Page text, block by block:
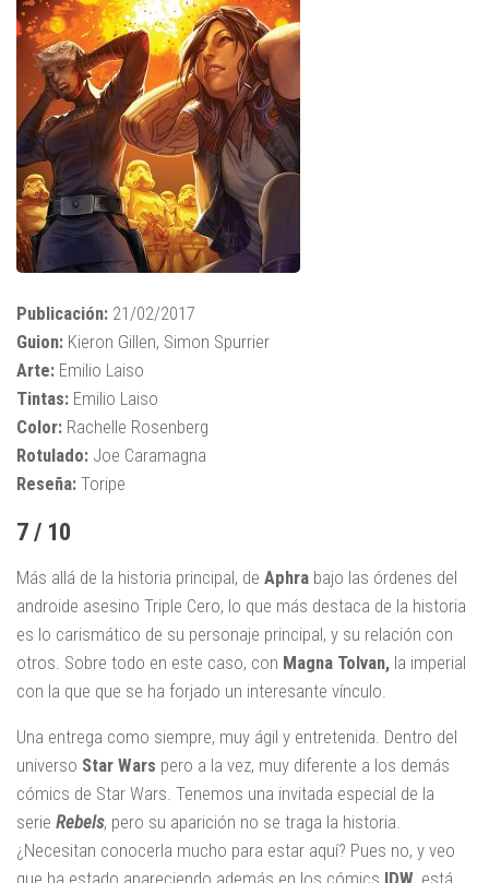
Publicación: 21/02/2017
Guion: Kieron Gillen, Simon Spurrier
Arte: Emilio Laiso
Tintas: Emilio Laiso
Color: Rachelle Rosenberg
Rotulado: Joe Caramagna
Reseña: Toripe
7 / 10
Más allá de la historia principal, de Aphra bajo las órdenes del
androide asesino Triple Cero, lo que más destaca de la historia
es lo carismático de su personaje principal, y su relación con
otros. Sobre todo en este caso, con Magna Tolvan, la imperial
con la que que se ha forjado un interesante vínculo.
Una entrega como siempre, muy ágil y entretenida. Dentro del
universo Star Wars pero a la vez, muy diferente a los demás
cómics de Star Wars. Tenemos una invitada especial de la
serie Rebels, pero su aparición no se traga la historia.
¿Necesitan conocerla mucho para estar aquí? Pues no, y veo